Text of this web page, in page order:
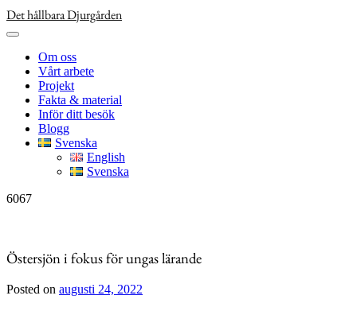
Skip
content
Det hållbara Djurgården
Om oss
Vårt arbete
Projekt
Fakta & material
Inför ditt besök
Blogg
Svenska
English
Svenska
6067
Östersjön i fokus för ungas lärande
Posted on augusti 24, 2022